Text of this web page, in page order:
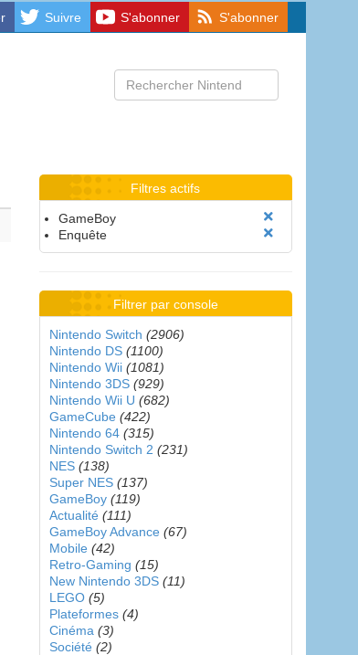
Suivre S'abonner S'abonner
Filtres actifs
GameBoy
Enquête
Filtrer par console
Nintendo Switch (2906)
Nintendo DS (1100)
Nintendo Wii (1081)
Nintendo 3DS (929)
Nintendo Wii U (682)
GameCube (422)
Nintendo 64 (315)
Nintendo Switch 2 (231)
NES (138)
Super NES (137)
GameBoy (119)
Actualité (111)
GameBoy Advance (67)
Mobile (42)
Retro-Gaming (15)
New Nintendo 3DS (11)
LEGO (5)
Plateformes (4)
Cinéma (3)
Société (2)